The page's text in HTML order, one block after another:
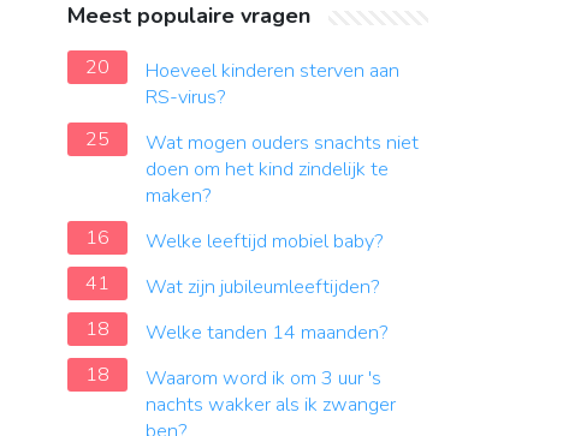
Meest populaire vragen
20
Hoeveel kinderen sterven aan
RS-virus?
25
Wat mogen ouders snachts niet
doen om het kind zindelijk te
maken?
16
Welke leeftijd mobiel baby?
41
Wat zijn jubileumleeftijden?
18
Welke tanden 14 maanden?
18
Waarom word ik om 3 uur 's
nachts wakker als ik zwanger